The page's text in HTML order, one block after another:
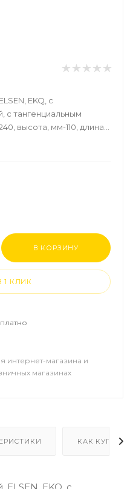
EKQ, с
с тангенциальным
высота, мм-110, длина,
роликовая
В КОРЗИНУ
1 КЛИК
интернет-магазина и
магазинах
КАК КУПИТЬ